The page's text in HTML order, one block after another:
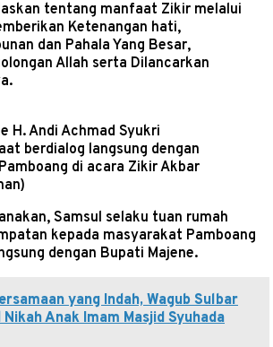
tentang manfaat Zikir melalui
Ketenangan hati,
dan Pahala Yang Besar,
Allah serta Dilancarkan
H. Andi Achmad Syukri
berdialog langsung dengan
di acara Zikir Akbar
Samsul selaku tuan rumah
kepada masyarakat Pamboang
dengan Bupati Majene.
yang Indah, Wagub Sulbar
Anak Imam Masjid Syuhada